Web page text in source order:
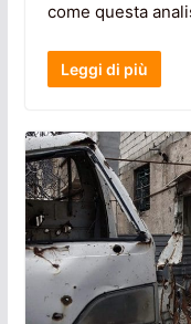
come questa
Leggi di più